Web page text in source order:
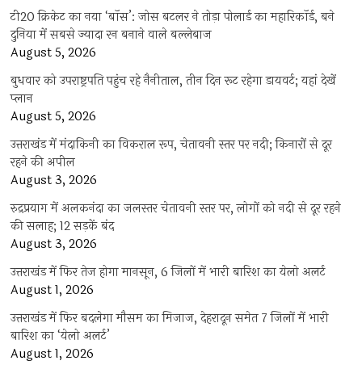
टी20 क्रिकेट का नया ‘बॉस’: जोस बटलर ने तोड़ा पोलार्ड का महारिकॉर्ड, बने
दुनिया में सबसे ज्यादा रन बनाने वाले बल्लेबाज
August 5, 2026
बुधवार को उपराष्ट्रपति पहुंच रहे नैनीताल, तीन दिन रूट रहेगा डायवर्ट; यहां देखें
प्‍लान
August 5, 2026
उत्तराखंड में मंदाकिनी का विकराल रूप, चेतावनी स्तर पर नदी; किनारों से दूर
रहने की अपील
August 3, 2026
रुद्रप्रयाग में अलकनंदा का जलस्तर चेतावनी स्तर पर, लोगों को नदी से दूर रहने
की सलाह; 12 सड़कें बंद
August 3, 2026
उत्तराखंड में फिर तेज होगा मानसून, 6 जिलों में भारी बारिश का येलो अलर्ट
August 1, 2026
उत्तराखंड में फिर बदलेगा मौसम का मिजाज, देहरादून समेत 7 जिलों में भारी
बारिश का ‘येलो अलर्ट’
August 1, 2026